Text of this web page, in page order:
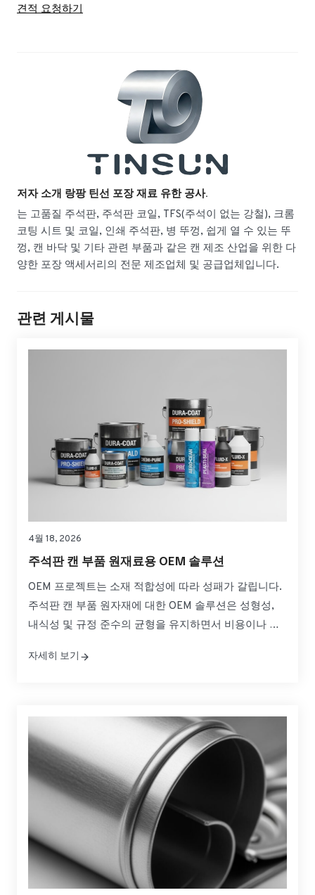
견적 요청하기
저자 소개 랑팡 틴선 포장 재료 유한 공사.
는 고품질 주석판, 주석판 코일, TFS(주석이 없는 강철), 크롬
코팅 시트 및 코일, 인쇄 주석판, 병 뚜껑, 쉽게 열 수 있는 뚜
껑, 캔 바닥 및 기타 관련 부품과 같은 캔 제조 산업을 위한 다
양한 포장 액세서리의 전문 제조업체 및 공급업체입니다.
관련 게시물
4월 18, 2026
주석판 캔 부품 원재료용 OEM 솔루션
OEM 프로젝트는 소재 적합성에 따라 성패가 갈립니다.
주석판 캔 부품 원자재에 대한 OEM 솔루션은 성형성,
내식성 및 규정 준수의 균형을 유지하면서 비용이나 일
체, 끝단 및 탭에 대한 사양을 실용적인 선택으로 변환하
자세히 보기